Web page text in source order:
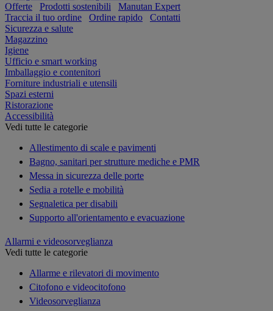
Offerte Prodotti sostenibili
Manutan Expert
Traccia il tuo ordine
Ordine rapido
Contatti
Sicurezza e salute
Magazzino
Igiene
Ufficio e smart working
Imballaggio e contenitori
Forniture industriali e utensili
Spazi esterni
Ristorazione
Accessibilità
Vedi tutte le categorie
Allestimento di scale e pavimenti
Bagno, sanitari per strutture mediche e PMR
Messa in sicurezza delle porte
Sedia a rotelle e mobilità
Segnaletica per disabili
Supporto all'orientamento e evacuazione
Allarmi e videosorveglianza
Vedi tutte le categorie
Allarme e rilevatori di movimento
Citofono e videocitofono
Videosorveglianza